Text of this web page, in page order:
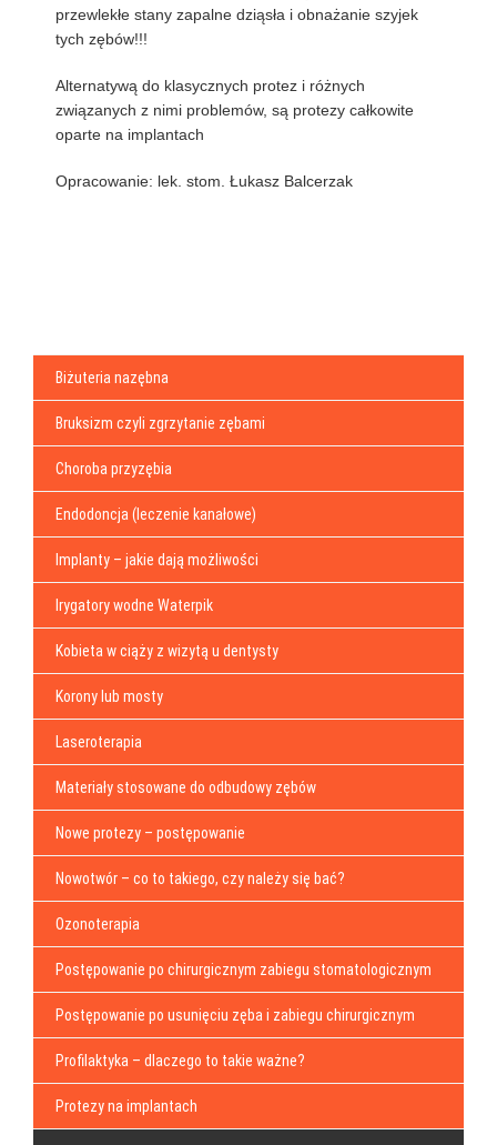
przewlekłe stany zapalne dziąsła i obnażanie szyjek
tych zębów!!!
Alternatywą do klasycznych protez i różnych
związanych z nimi problemów, są protezy całkowite
oparte na implantach
Opracowanie: lek. stom. Łukasz Balcerzak
Biżuteria nazębna
Bruksizm czyli zgrzytanie zębami
Choroba przyzębia
Endodoncja (leczenie kanałowe)
Implanty – jakie dają możliwości
Irygatory wodne Waterpik
Kobieta w ciąży z wizytą u dentysty
Korony lub mosty
Laseroterapia
Materiały stosowane do odbudowy zębów
Nowe protezy – postępowanie
Nowotwór – co to takiego, czy należy się bać?
Ozonoterapia
Postępowanie po chirurgicznym zabiegu stomatologicznym
Postępowanie po usunięciu zęba i zabiegu chirurgicznym
Profilaktyka – dlaczego to takie ważne?
Protezy na implantach